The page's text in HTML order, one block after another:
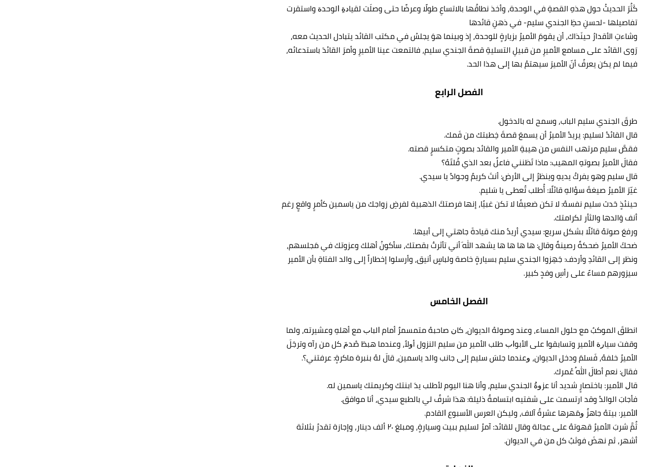
كَثُرَ الحديثُ حول هذهِ القصةِ في الوحدة، وأخذ نطاقُها بالاتساعِ طولًا وعرضًا حتى وصلَت ﻟﻘﻴﺎﺩﺓِ ﺍﻟﻮﺣﺪﺓ واستقرت
تفاصيلها -لحسنِ حظِ الجندي سليم- في ذهنِ قائدها
وشاءتِ الأقدارُ حينَذاك، أن يقومَ الأميرُ بزيارةٍ للوحدة، إذ وبينما هوَ يجلسُ في مكتب القائد يتبادل الحديث معه،
رَوى القائد على مسامع الأميرِ من قبيلِ التسليةِ قصةَ الجندي سليم، فالتمعت عينا الأميرِ وأمرَ القائدَ باستدعائه،
فيما لم يكن يعرفُ أنّ الأميرَ سيهتمُ بها إلى هذا الحد.
الفصل الرابع
طرقَ الجندي سليم الباب، وسمح له بالدخول.
قال القائدُ لسليم: يريدُ الأميرُ أن يسمعَ قصةَ خِطبتك من فَمك.
فقصَّ سليم مرتهب النفس من هيبةِ الأمير والقائد بصوتٍ متكسرٍ قصته.
فقالَ الأميرُ بصوتهِ المهيب: ماذا تَظنني فاعلٌ بعد الذي قُلتَهُ؟
قال سليم وهو يفركُ يديهِ وينظرُ إلى الأرض: أنتَ كريمٌ وجوادٌ يا سيدي.
غيّرَ الأميرُ صيغةَ سؤالهِ قائلًا: أُطلب تُعطى يا سَليم.
حينئذٍ حَدث سليم نفسهُ: لا تكن ضعيفًا لا تكن غبيًا، إنها فرصتكَ الذهبية لفرضِ زواجك من ياسمين كأمرٍ واقعٍ رغم
أنف وَالدها والثأر لكرامتك.
ورفعَ صوتهُ قائلًا بشكل سريع: سيدي أريدُ منك قيادةَ جاهتي إلى أبيها.
ضحكَ الأميرُ ضحكةً رصينةً وقال: ها ها ها ها يشهد اللهَ أني تأثرتُ بقصتك، سأكونُ أهلك وعزوتك في مَجلسهم،
ونظر إلى القائدِ وأردف: جَهِزوا الجندي سليم بسيارةٍ خاصة ولباسٍ أنيق، وأرسلوا إخطاراً إلى والد الفتاةِ بأن الأمير
سيزورهم مساءً على رأسِ وفدٍ كبير.
الفصل الخامس
انطلقَ الموكبُ مع حلول المساء، وعند وصولهُ الديوان، ﻛﺎﻥ صاحبهُ متمسمرٌ أمام ﺍﻟﺒﺎﺏ مع أهلهِ وعشيرته، ولما
وقفت ﺳﻴﺎﺭﺓ ﺍلأمير وﺗﺴﺎﺑﻘﻮﺍ ﻋﻠﻰ ﺍلأﺑﻮﺍﺏ ﻃﻠﺐ الأمير ﻣﻦ سليم النزول أﻭﻻ‌ً، وعندما هبطَ ﺻُﺪﻡَ ﻛﻞ ﻣﻦ رآه وترجَلَ
الأميرُ خلفهُ، فَسلمَ ودخل الديوان، ﻭﻋﻨﺪﻣﺎ ﺟﻠﺲَ سليم إلى جانب والد ياسمين، قالَ لهُ بنبرة ماكرةٍ: ﻋﺮﻓﺘﻨﻲ؟.
فقال: ﻧﻌﻢ أطالَ اللهُ عُمرك.
ﻗﺎﻝ الأمير: باختصارٍ شديد أنا ﻋﺰﻭﺓُ الجندي سليم، وأنا هنا اليوم لأﻃﻠﺐ يدَ ابنتك وكريمتك ياسمين له.
فأجابَ الوالدُ وقد ارتسمت على شفتيه ابتسامةٌ ذليلة: هذا شرفٌ لي بالطبع سيدي، أنا موافق.
ﺍلأمير: ﺑﻴﺘﻪُ جاهزٌ ﻭمَهرها عشرةُ آلاف، وليكن العرس الأسبوع ﺍلقادم.
ثُمَّ شربَ الأميرُ قهوتهُ على عجالة وقال للقائد: آمرُ لسليم ببيت وسيارةٍ، ومبلغ ٢٠ ألف دينار، وإجازة تقدرُ بثلاثة
أشهر، ثم نهضَ فوثبُ كل من في الديوان.